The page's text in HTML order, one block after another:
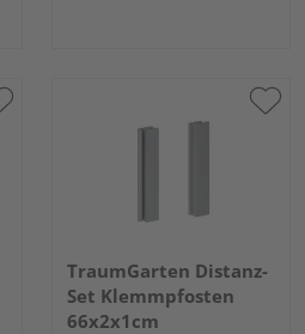
TraumGarten Distanz-
Set Klemmpfosten
66x2x1cm